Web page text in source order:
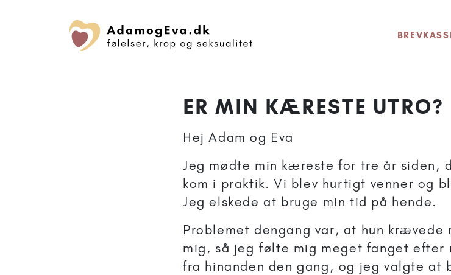
ER MIN KÆRESTE UTRO?
Hej Adam og Eva
Jeg mødte min kæreste for tre år siden,
kom i praktik. Vi blev hurtigt venner og
Jeg elskede at bruge min tid på hende.
Problemet dengang var, at hun krævede
mig, så jeg følte mig meget fanget
fra hinanden den gang, og jeg valgte at